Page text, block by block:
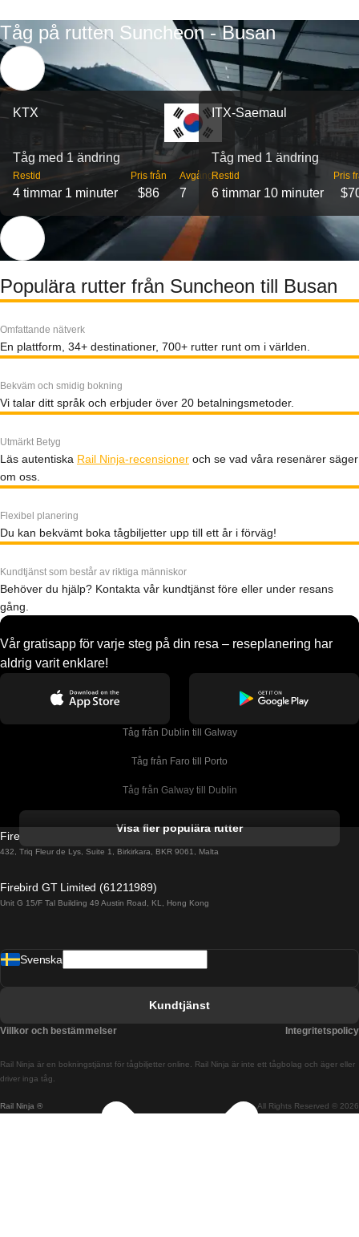
Tåg på rutten Suncheon - Busan
KTX
Tåg med 1 ändring
Restid
4 timmar 1 minuter
Pris från
$86
Avgångar
7
ITX-Saemaul
Tåg med 1 ändring
Restid
6 timmar 10 minuter
Pris
Populära rutter från Suncheon till Busan
Omfattande nätverk
En plattform, 34+ destinationer, 700+ rutter runt om i världen.
Bekväm och smidig bokning
Vi talar ditt språk och erbjuder över 20 betalningsmetoder.
Utmärkt Betyg
Läs autentiska Rail Ninja-recensioner och se vad våra resenärer säger
om oss.
Flexibel planering
Du kan bekvämt boka tågbiljetter upp till ett år i förväg!
Kundtjänst som består av riktiga människor
Behöver du hjälp? Kontakta vår kundtjänst före eller under resans
gång.
Vår gratisapp för varje steg på din resa – reseplanering har
aldrig varit enklare!
Tåg från Dublin till Galway
Tåg från Faro till Porto
Tåg från Galway till Dublin
Tåg från Porto till Faro
Tåg från Barcelona till Madrid
Tåg från Budapest till Bratislava
Visa fler populära rutter
Firebird GT Limited (OC 1451)
432, Triq Fleur de Lys, Suite 1, Birkirkara, BKR 9061, Malta
Firebird GT Limited (61211989)
Unit G 15/F Tal Building 49 Austin Road, KL, Hong Kong
Rail Ninja ® All Rights Reserved © 2026
Rail Ninja är en bokningstjänst för tågbiljetter online. Rail Ninja är inte ett tågbolag och äger eller
driver inga tåg.
Svenska
Kundtjänst
Villkor och bestämmelser Integritetspolicy